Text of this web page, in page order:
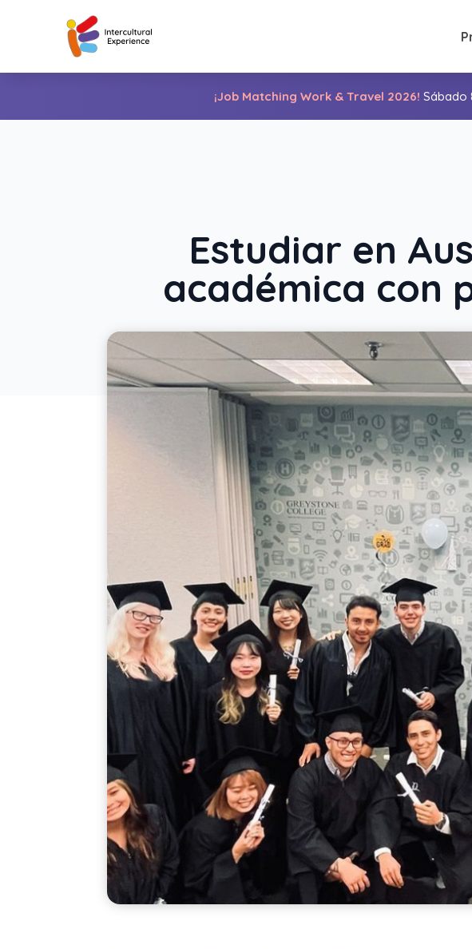
¡Job Matching Work & Travel 2026! Sábado
Estudiar en
académica con